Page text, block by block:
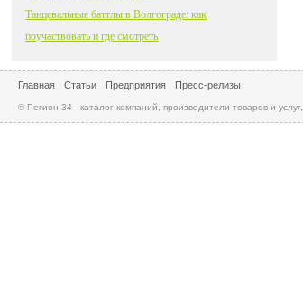
Танцевальные баттлы в Волгограде: как
поучаствовать и где смотреть
Главная Статьи Предприятия Пресс-релизы
© Регион 34 - каталог компаний, производители товаров и